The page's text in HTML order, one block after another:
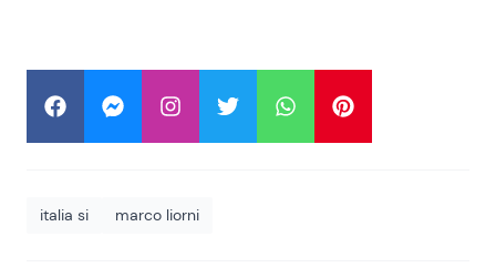
italia si marco liorni